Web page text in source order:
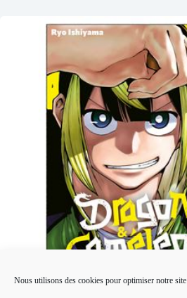
Nous utilisons des cookies pour optimiser notre